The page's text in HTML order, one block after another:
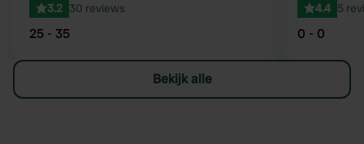
3.2 30 reviews
25 - 35
4.4 5
0 - 0
Bekijk alle